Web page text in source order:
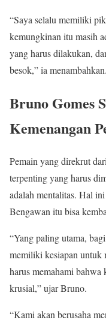
“Saya selalu memiliki
kemungkinan itu masih
yang harus dilakukan,
besok,” ia menambahkan.
Bruno Gomes
Kemenangan
Pemain yang direkrut
terpenting yang harus
adalah mentalitas. Hal
Bengawan itu bisa
“Yang paling utama,
memiliki kesiapan untuk
harus memahami bahwa
krusial,” ujar Bruno.
“Kami akan berusaha